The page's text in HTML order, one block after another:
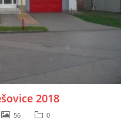
2018
56 0